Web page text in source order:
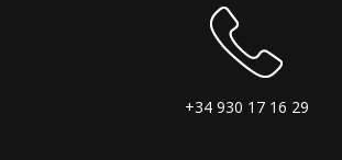
+34 930 17 16 29